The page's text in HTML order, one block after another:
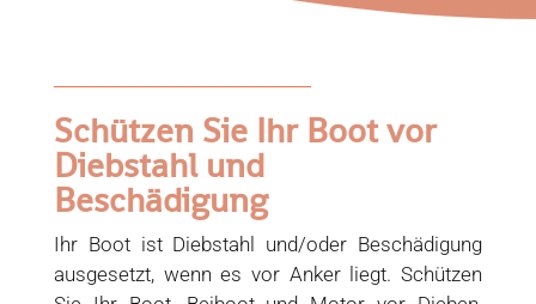
Schützen Sie Ihr Boot vor
Diebstahl und
Beschädigung
Ihr Boot ist Diebstahl und/oder Beschädigung
ausgesetzt, wenn es vor Anker liegt. Schützen